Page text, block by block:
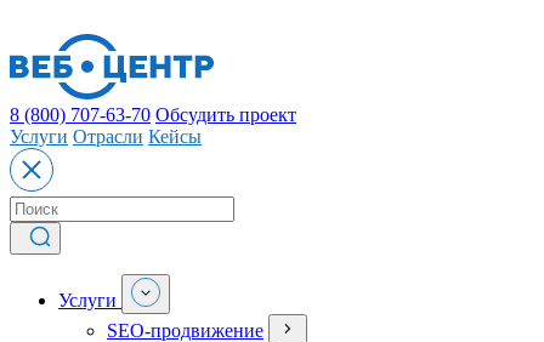
8 (800) 707-63-70 Обсудить проект
Услуги Отрасли Кейсы
Услуги
SEO-продвижение